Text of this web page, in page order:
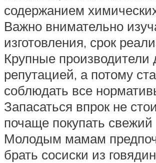
содержанием
Важно внимательно
изготовления, срок
Крупные производители
репутацией, а потому
соблюдать все
Запасаться впрок не
почаще покупать свежий
Молодым мамам
брать сосиски из